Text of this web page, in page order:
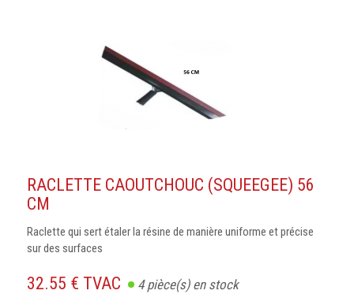
RACLETTE CAOUTCHOUC (SQUEEGEE) 56
CM
Raclette qui sert étaler la résine de manière uniforme et précise
sur des surfaces
32.55 € TVAC 4pièce(s) en stock